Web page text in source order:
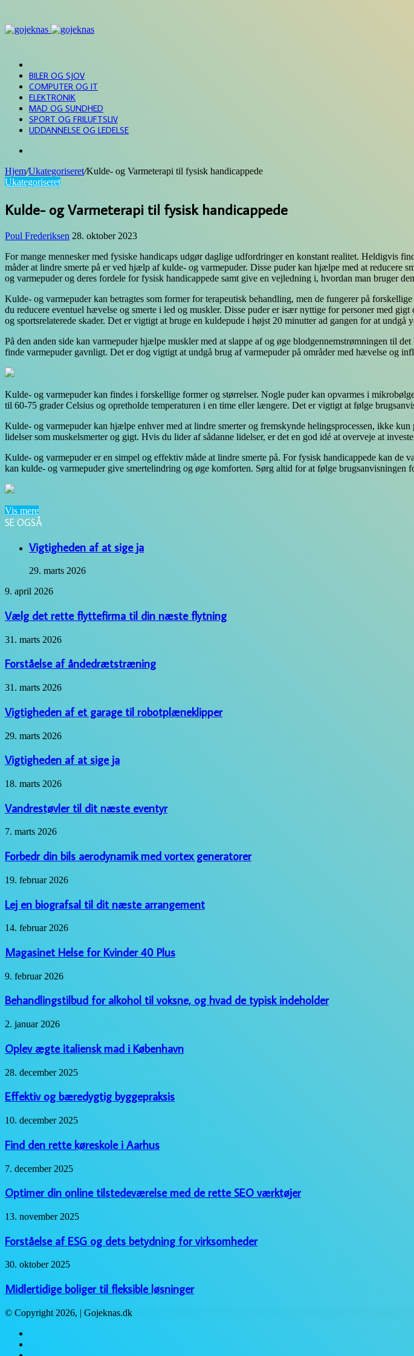
Menu
BILER OG SJOV
COMPUTER OG IT
ELEKTRONIK
MAD OG SUNDHED
SPORT OG FRILUFTSLIV
UDDANNELSE OG LEDELSE
Hjem/Ukategoriseret/Kulde- og Varmeterapi til fysisk handicappede
Ukategoriseret
Kulde- og Varmeterapi til fysisk handicappede
Poul Frederiksen 28. oktober 2023
For mange mennesker med fysiske handicaps udgør daglige udfordringer en konstant realitet. Heldigvis
måder at lindre smerte på er ved hjælp af kulde- og varmepuder. Disse puder kan hjælpe med at
og varmepuder og deres fordele for fysisk handicappede samt give en vejledning i, hvordan man bruger
Kulde- og varmepuder kan betragtes som former for terapeutisk behandling, men de fungerer på
du reducere eventuel hævelse og smerte i led og muskler. Disse puder er især nyttige for personer med
og sportsrelaterede skader. Det er vigtigt at bruge en kuldepude i højst 20 minutter ad gangen for at undgå
På den anden side kan varmepuder hjælpe muskler med at slappe af og øge blodgennemstrømningen til
finde varmepuder gavnligt. Det er dog vigtigt at undgå brug af varmepuder på områder med hævelse og
Kulde- og varmepuder kan findes i forskellige former og størrelser. Nogle puder kan opvarmes i
til 60-75 grader Celsius og opretholde temperaturen i en time eller længere. Det er vigtigt at følge
Kulde- og varmepuder kan hjælpe enhver med at lindre smerter og fremskynde helingsprocessen, ikke
lidelser som muskelsmerter og gigt. Hvis du lider af sådanne lidelser, er det en god idé at overveje at
Kulde- og varmepuder er en simpel og effektiv måde at lindre smerte på. For fysisk handicappede kan
kan kulde- og varmepuder give smertelindring og øge komforten. Sørg altid for at følge brugsanvisningen
Vis mere
SE OGSÅ
Vigtigheden af at sige ja
29. marts 2026
Vælg
rette
flyttefirma
til
din
flytning
9. april 2026
Vælg det rette flyttefirma til din næste flytning
Forståelse
åndedrætstræning
31. marts 2026
Forståelse af åndedrætstræning
Vigtigheden
et
garage
til
robotplæneklipper
31. marts 2026
Vigtigheden af et garage til robotplæneklipper
Vigtigheden
at
sige
ja
29. marts 2026
Vigtigheden af at sige ja
Vandrestøvler
dit
næste
eventyr
18. marts 2026
Vandrestøvler til dit næste eventyr
Forbedr
bils
aerodynamik
med
vortex
7. marts 2026
Forbedr din bils aerodynamik med vortex generatorer
Lej
biografsal
til
dit
næste
19. februar 2026
Lej en biografsal til dit næste arrangement
Magasinet
for
Kvinder
40
Plus
14. februar 2026
Magasinet Helse for Kvinder 40 Plus
Behandlingstilbud
alkohol
til
voksne,
og
de
indeholder
9. februar 2026
Behandlingstilbud for alkohol til voksne, og hvad de typisk indeholder
Oplev
italiensk
mad
i
København
2. januar 2026
Oplev ægte italiensk mad i København
Effektiv
bæredygtig
byggepraksis
28. december 2025
Effektiv og bæredygtig byggepraksis
Find
rette
køreskole
i
Aarhus
10. december 2025
Find den rette køreskole i Aarhus
Optimer
online
tilstedeværelse
med
de
SEO
7. december 2025
Optimer din online tilstedeværelse med de rette SEO værktøjer
Forståelse
ESG
og
dets
betydning
virksomheder
13. november 2025
Forståelse af ESG og dets betydning for virksomheder
Midlertidige
til
fleksible
løsninger
30. oktober 2025
Midlertidige boliger til fleksible løsninger
© Copyright 2026, | Gojeknas.dk
Close